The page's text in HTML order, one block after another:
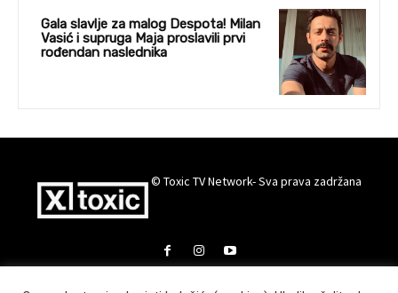
Gala slavlje za malog Despota! Milan
Vasić i supruga Maja proslavili prvi
rođendan naslednika
© Toxic TV Network- Sva prava zadržana